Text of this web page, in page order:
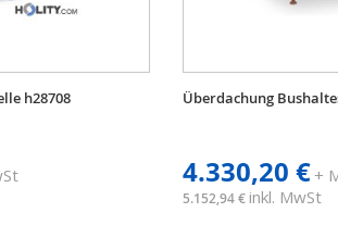
h28708 Überdachung
4.330,20 €+
5.152,94 € inkl. MwSt